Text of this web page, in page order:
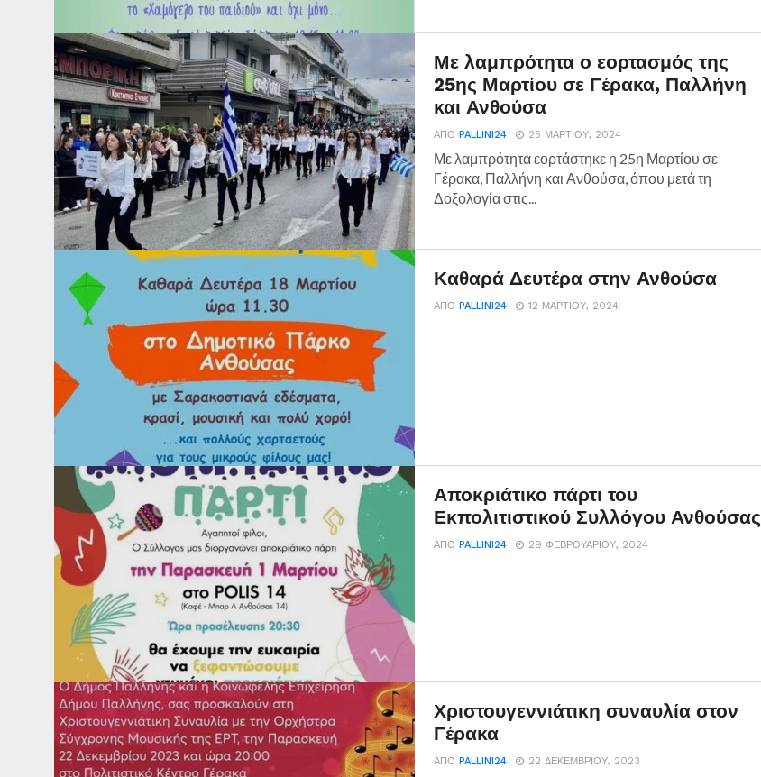
Με λαμπρότητα ο εορτασμός της
25ης Μαρτίου σε Γέρακα, Παλλήνη
και Ανθούσα
ΑΠΌ PALLINI24 25 ΜΑΡΤΊΟΥ, 2024
Με λαμπρότητα εορτάστηκε η 25η Μαρτίου σε
Γέρακα, Παλλήνη και Ανθούσα, όπου μετά τη
Δοξολογία στις...
Καθαρά Δευτέρα στην Ανθούσα
ΑΠΌ PALLINI24 12 ΜΑΡΤΊΟΥ, 2024
Αποκριάτικο πάρτι του
Εκπολιτιστικού Συλλόγου Ανθούσας
ΑΠΌ PALLINI24 29 ΦΕΒΡΟΥΑΡΊΟΥ, 2024
Χριστουγεννιάτικη συναυλία στον
Γέρακα
ΑΠΌ PALLINI24 22 ΔΕΚΕΜΒΡΊΟΥ, 2023